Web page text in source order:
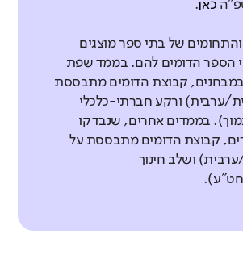
כאן.
והתחומים של בתי ספר מוצגים
הספר הדומים להם. בממד שפת
קבוצת הדומים מתבססת
ערבית) ורקע חברתי-כלכלי
בממדים אחרים, שנבדקו
קבוצת הדומים מתבססת על
ושלב חינוך